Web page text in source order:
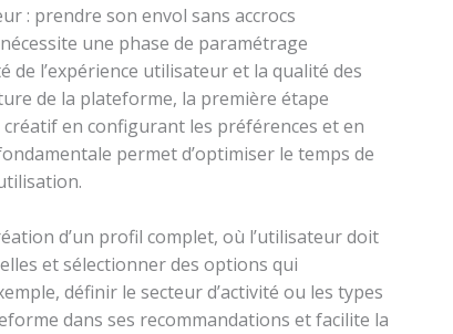
: prendre son envol sans accrocs
une phase de paramétrage
l’expérience utilisateur et la qualité des
de la plateforme, la première étape
en configurant les préférences et en
permet d’optimiser le temps de
d’un profil complet, où l’utilisateur doit
et sélectionner des options qui
définir le secteur d’activité ou les types
dans ses recommandations et facilite la